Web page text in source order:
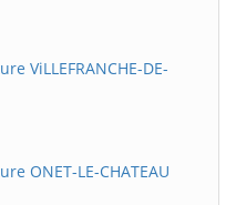
ViLLEFRANCHE-DE-
ONET-LE-CHATEAU